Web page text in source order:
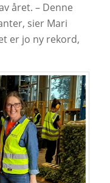
året. – Denne
sier Mari
er jo ny rekord,